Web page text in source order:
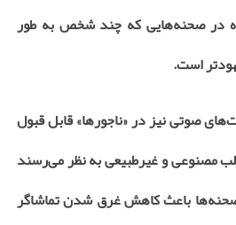
در صحنه‌هایی که چند شخص به طور
است.
صوتی نیز در «ناجورها» قابل قبول
مصنوعی و غیرطبیعی به نظر می‌رسند
صحنه‌ها باعث کاهش غرق شدن تماشاگر